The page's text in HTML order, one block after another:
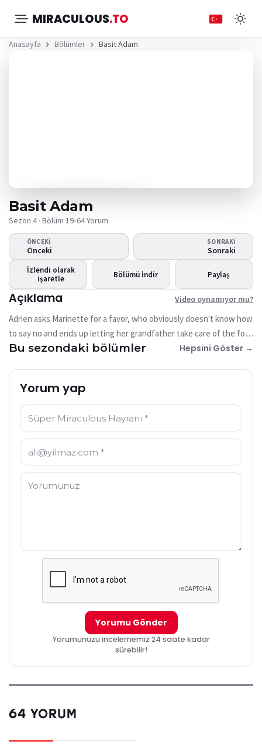
MIRACULOUS.TO
Anasayfa Bölümler Basit Adam
Video oynamıyor
mu?
Bu video şu anda mevcut
değil
Tekrar Dene
Basit Adam
Sezon 4 · Bölüm 19•64 Yorum
ÖNCEKI
Önceki
SONRAKI
Sonraki
İzlendi olarak
işaretle
Bölümü İndir Paylaş
Açıklama Video oynamıyor mu?
Adrien asks Marinette for a favor, who obviously doesn't know how
to say no and ends up letting her grandfather take care of the four
children in her care to help Adrien. What she didn't know was that
next target.
Bu sezondaki bölümler Hepsini Göster →
Yorum yap
İsim: *
E-posta: *
Yorum: *
Yorumu Gönder
Yorumunuzu incelememiz 24 saate kadar
sürebilir!
64 YORUM